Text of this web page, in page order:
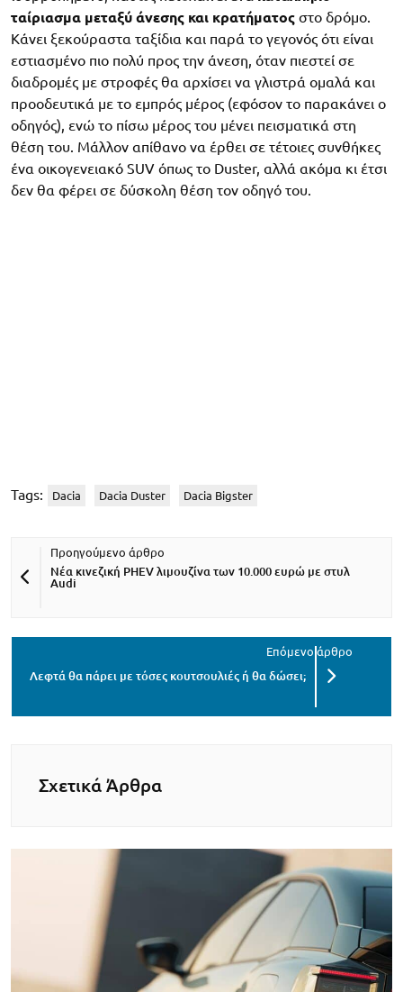
ταίριασμα μεταξύ άνεσης και κρατήματος στο δρόμο.
Κάνει ξεκούραστα ταξίδια και παρά το γεγονός ότι είναι
εστιασμένο πιο πολύ προς την άνεση, όταν πιεστεί σε
διαδρομές με στροφές θα αρχίσει να γλιστρά ομαλά και
προοδευτικά με το εμπρός μέρος (εφόσον το παρακάνει ο
οδηγός), ενώ το πίσω μέρος του μένει πεισματικά στη
θέση του. Μάλλον απίθανο να έρθει σε τέτοιες συνθήκες
ένα οικογενειακό SUV όπως το Duster, αλλά ακόμα κι έτσι
δεν θα φέρει σε δύσκολη θέση τον οδηγό του.
Tags: Dacia Dacia Duster Dacia Bigster
Νέα κινεζική PHEV λιμουζίνα των 10.000 ευρώ με στυλ
Audi
Λεφτά θα πάρει με τόσες κουτσουλιές ή θα δώσει;
Σχετικά Άρθρα